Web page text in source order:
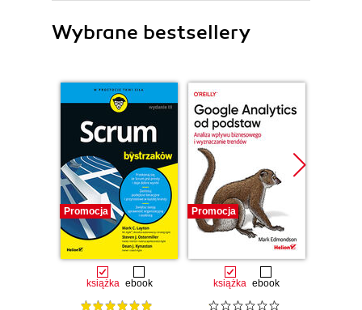
Wybrane bestsellery
Promocja
książka ebook
Promocja
książka ebook